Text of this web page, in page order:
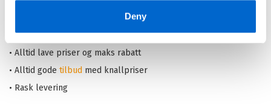
Deny
• Best på barnebøker
• Alltid lave priser og maks rabatt
• Alltid gode tilbud med knallpriser
• Rask levering